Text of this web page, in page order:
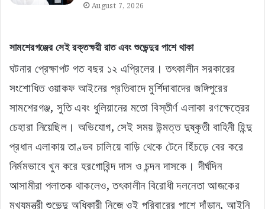
August 7, 2026
সামশেরগঞ্জের সেই রক্তক্ষয়ী রাত এবং শুভেন্দুর পাশে থাকা
ঘটনার প্রেক্ষাপট গত বছর ১২ এপ্রিলের। তৎকালীন সরকারের
সংশোধিত ওয়াকফ আইনের প্রতিবাদে মুর্শিদাবাদের জঙ্গিপুরের
সামশেরগঞ্জ, সুতি এবং ধুলিয়ানের মতো বিস্তীর্ণ এলাকা রণক্ষেত্রের
চেহারা নিয়েছিল। অভিযোগ, সেই সময় উন্মত্ত দুষ্কৃতী বাহিনী হিন্দু
প্রধান এলাকায় তাণ্ডব চালিয়ে বাড়ি থেকে টেনে হিঁচড়ে বের করে
নির্মমভাবে খুন করে হরগোবিন্দ দাস ও চন্দন দাসকে। দীর্ঘদিন
আসামীরা পলাতক থাকলেও, তৎকালীন বিরোধী দলনেতা আজকের
মুখ্যমন্ত্রী শুভেন্দু অধিকারী নিজে ওই পরিবারের পাশে দাঁড়ান, আইনি